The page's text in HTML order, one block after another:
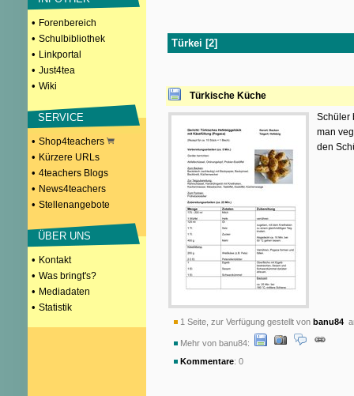
• Forenbereich
• Schulbibliothek
• Linkportal
• Just4tea
• Wiki
SERVICE
• Shop4teachers
• Kürzere URLs
• 4teachers Blogs
• News4teachers
• Stellenangebote
ÜBER UNS
• Kontakt
• Was bringt's?
• Mediadaten
• Statistik
Türkei [2]
Türkische Küche
Schüler
man
den
1 Seite, zur Verfügung gestellt von banu84
Mehr von banu84:
Kommentare: 0